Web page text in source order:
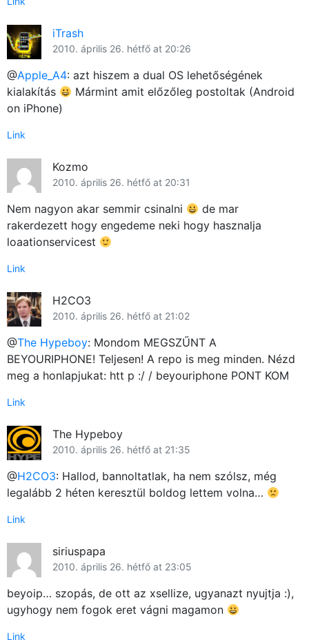
iTrash
2010. április 26. hétfő at 20:26
@Apple_A4: azt hiszem a dual OS lehetőségének
kialakítás
Mármint amit előzőleg postoltak (Android
on iPhone)
Link
Kozmo
2010. április 26. hétfő at 20:31
Nem nagyon akar semmir csinalni
de mar
rakerdezett hogy engedeme neki hogy hasznalja
loaationservicest
Link
H2CO3
2010. április 26. hétfő at 21:02
@The Hypeboy: Mondom MEGSZŰNT A
BEYOURIPHONE! Teljesen! A repo is meg minden. Nézd
meg a honlapjukat: htt p :/ / beyouriphone PONT KOM
Link
The Hypeboy
2010. április 26. hétfő at 21:35
@H2CO3: Hallod, bannoltatlak, ha nem szólsz, még
legalább 2 héten keresztül boldog lettem volna…
Link
siriuspapa
2010. április 26. hétfő at 23:05
beyoip… szopás, de ott az xsellize, ugyanazt nyujtja :),
ugyhogy nem fogok eret vágni magamon
Link
Közösség
GYIK
Használt Apple